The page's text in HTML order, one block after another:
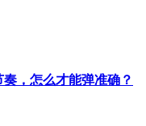
奏，怎么才能弹准确？